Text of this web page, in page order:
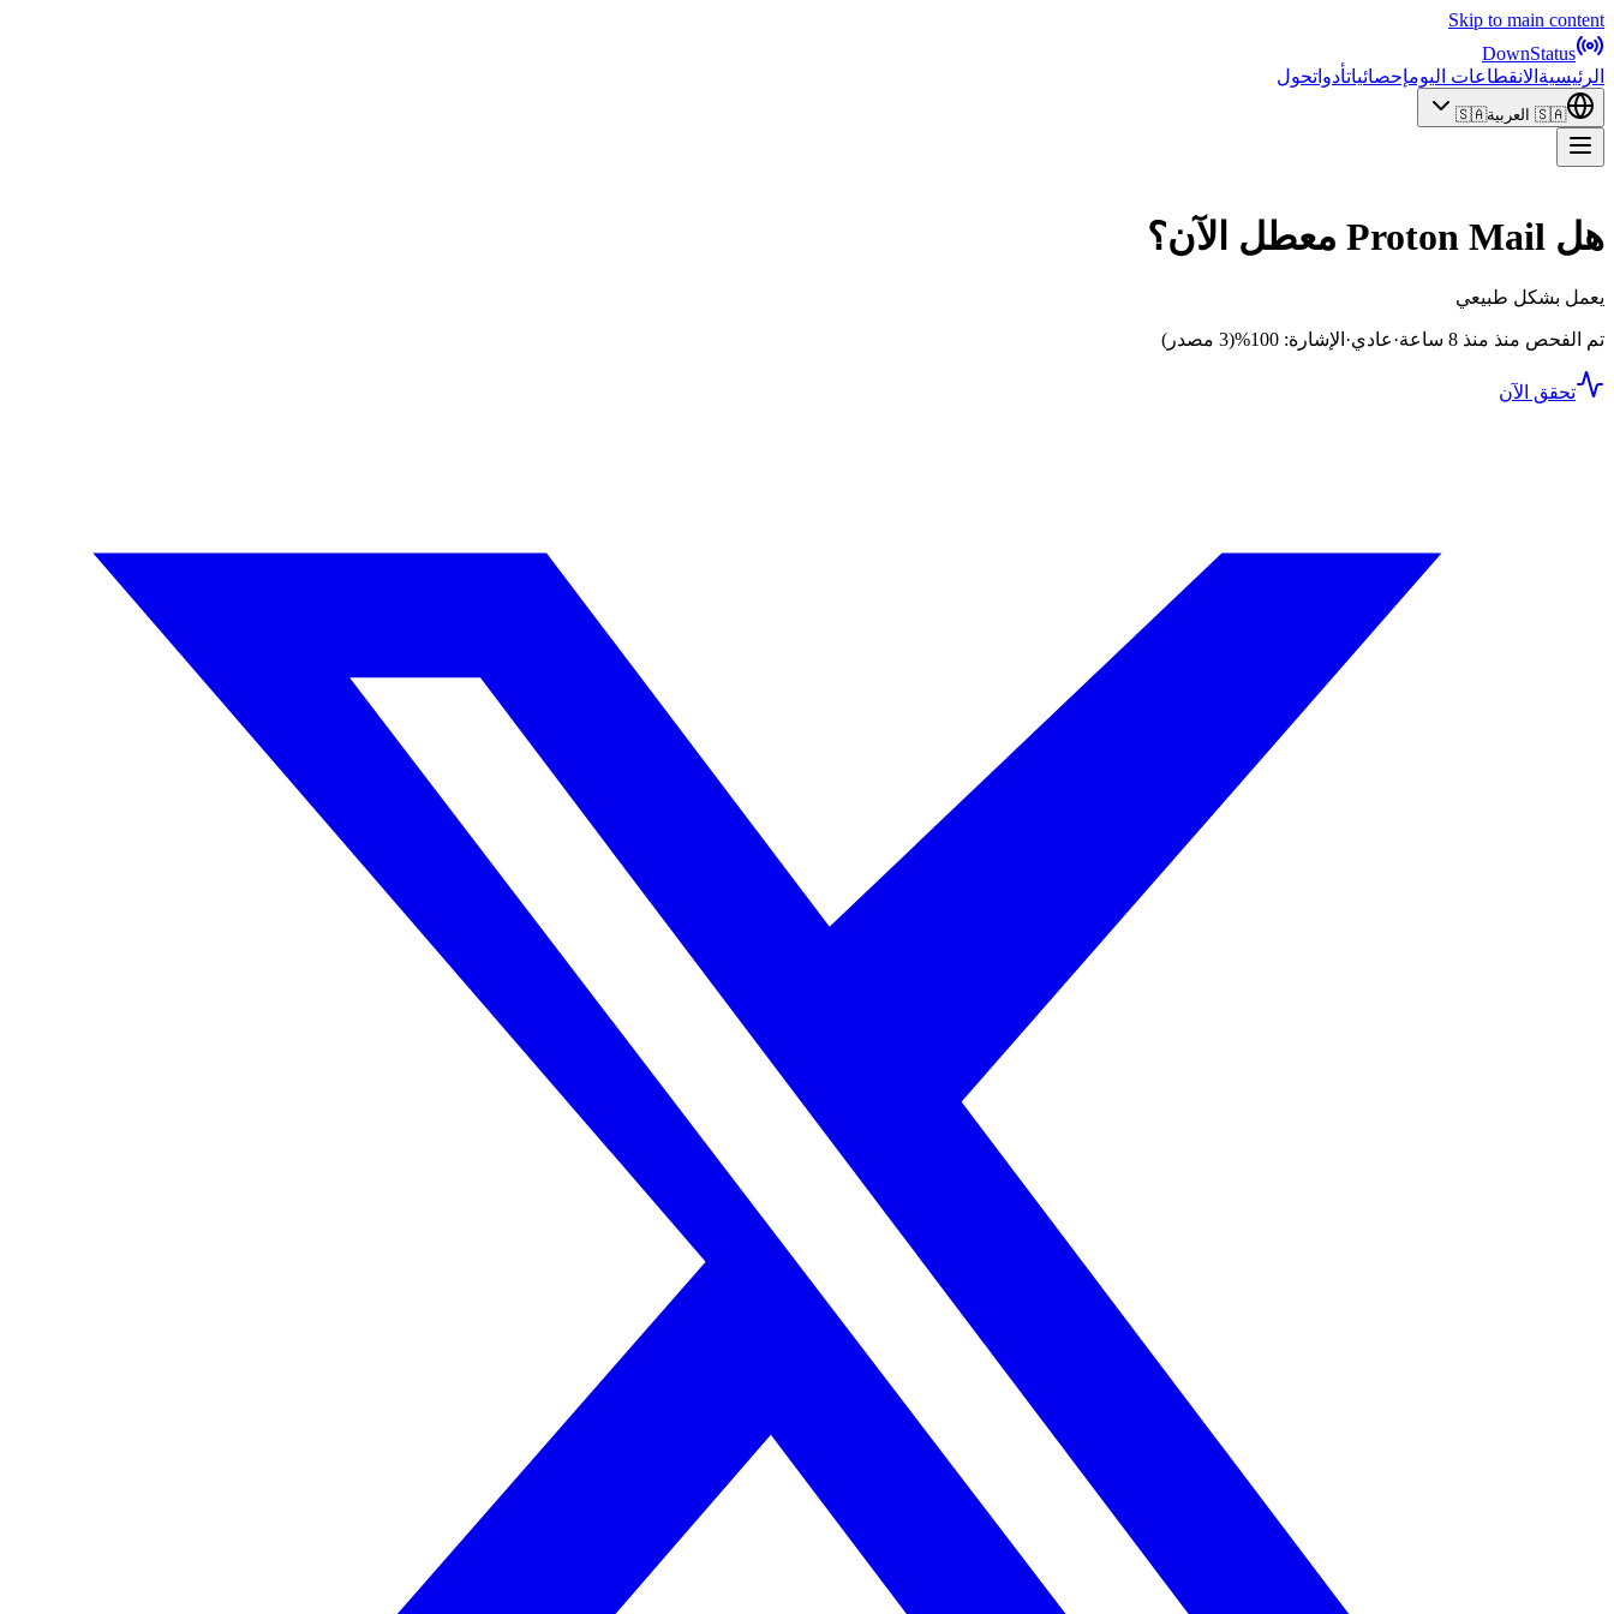
Skip to main content
DownStatus
الرئيسية الانقطاعات اليومإحصائياتأدواتحول
🇸🇦 العربية🇸🇦
هل Proton Mail معطل الآن؟
يعمل بشكل طبيعي
تم الفحص منذ منذ 8 ساعة ·عادي· الإشارة: 100% (3 مصدر)
تحقق الآن